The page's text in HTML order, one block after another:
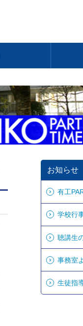
お知らせ
有工
学校行
聴講生
事務室
生徒指